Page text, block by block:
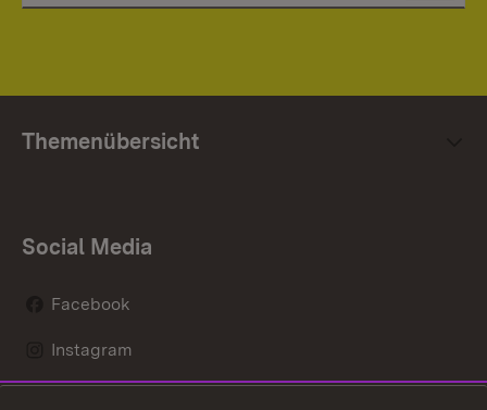
Themenübersicht
Social Media
Facebook
Instagram